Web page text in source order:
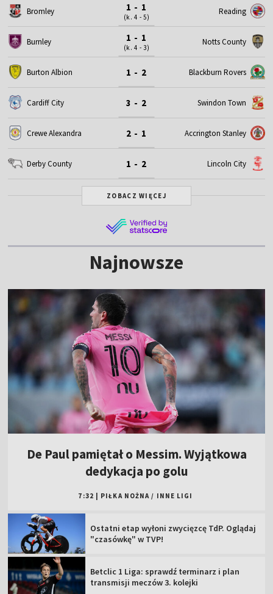
Bromley 1 - 1
(k. 4 - 5)
Reading
Burnley 1 - 1
(k. 4 - 3)
Notts County
Burton Albion 1 - 2 Blackburn Rovers
Cardiff City 3 - 2 Swindon Town
Crewe Alexandra 2 - 1 Accrington Stanley
Derby County 1 - 2 Lincoln City
ZOBACZ WIĘCEJ
Najnowsze
De Paul pamiętał o Messim. Wyjątkowa
dedykacja po golu
7:32 PIŁKA NOŻNA / INNE LIGI
Ostatni etap wyłoni zwycięzcę TdP. Oglądaj
"czasówkę" w TVP!
Betclic 1 Liga: sprawdź terminarz i plan
transmisji meczów 3. kolejki